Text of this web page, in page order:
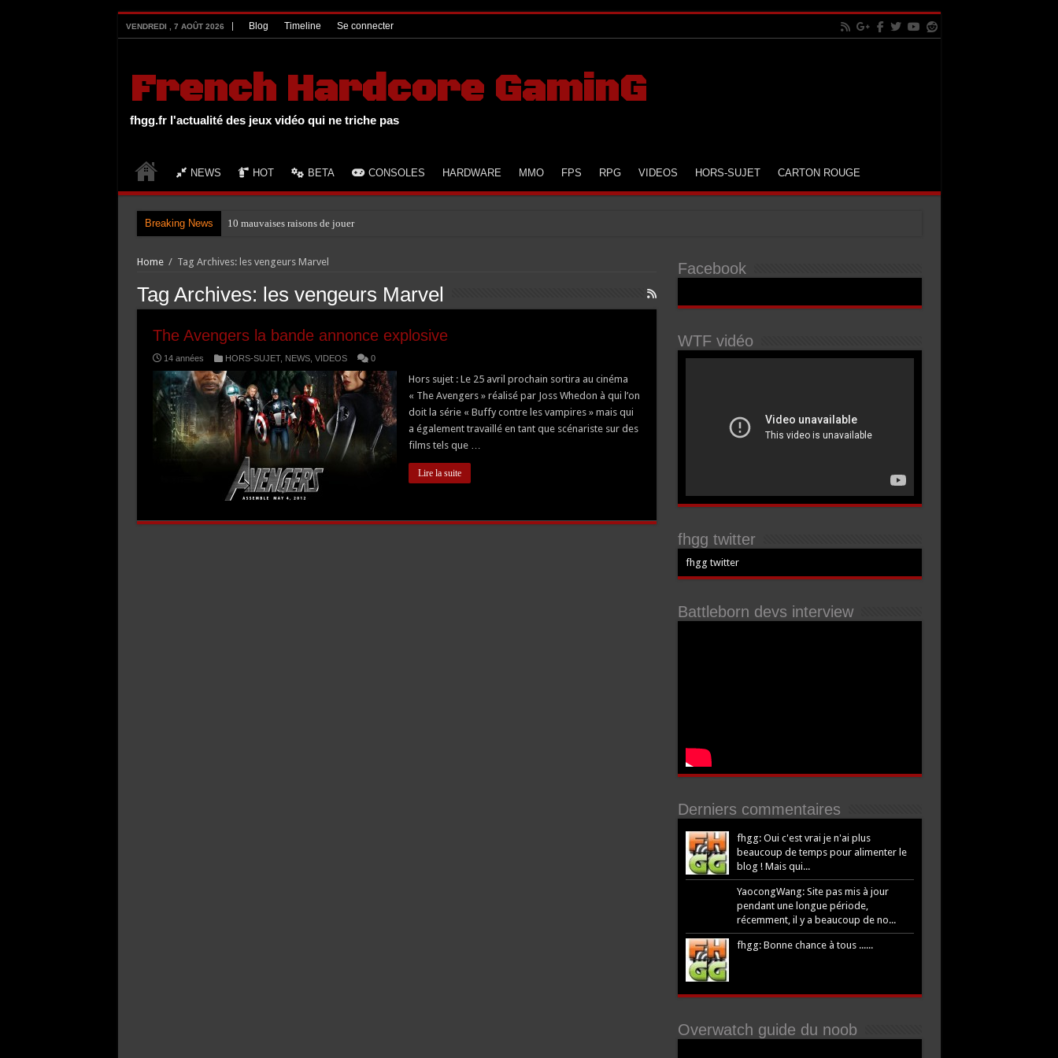
VENDREDI , 7 AOÛT 2026 Blog Timeline Se connecter
French Hardcore GaminG
fhgg.fr l'actualité des jeux vidéo qui ne triche pas
NEWS HOT BETA CONSOLES HARDWARE MMO FPS RPG VIDEOS HORS-SUJET CARTON ROUGE
Breaking News 10 mauvaises raisons de jouer à GTA V
Home / Tag Archives: les vengeurs Marvel
Tag Archives: les vengeurs Marvel
The Avengers la bande annonce explosive
14 années HORS-SUJET, NEWS, VIDEOS 0
Hors sujet : Le 25 avril prochain sortira au cinéma
« The Avengers » réalisé par Joss Whedon à qui l’on
doit la série « Buffy contre les vampires » mais qui
a également travaillé en tant que scénariste sur des
films tels que …
Lire la suite
Facebook
WTF vidéo
fhgg twitter
fhgg twitter
Battleborn devs interview
Derniers commentaires
fhgg: Oui c'est vrai je n'ai plus
beaucoup de temps pour alimenter le
blog ! Mais qui...
YaocongWang: Site pas mis à jour
pendant une longue période,
récemment, il y a beaucoup de no...
fhgg: Bonne chance à tous ......
Overwatch guide du noob